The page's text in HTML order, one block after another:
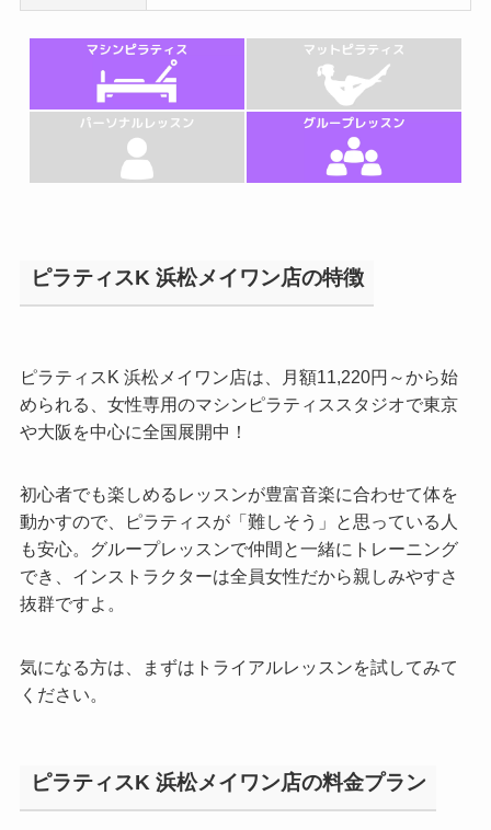
ピラティスK 浜松メイワン店の特徴
ピラティスK 浜松メイワン店は、月額11,220円～から始
められる、女性専用のマシンピラティススタジオで東京
や大阪を中心に全国展開中！
初心者でも楽しめるレッスンが豊富音楽に合わせて体を
動かすので、ピラティスが「難しそう」と思っている人
も安心。グループレッスンで仲間と一緒にトレーニング
でき、インストラクターは全員女性だから親しみやすさ
抜群ですよ。
気になる方は、まずはトライアルレッスンを試してみて
ください。
ピラティスK 浜松メイワン店の料金プラン